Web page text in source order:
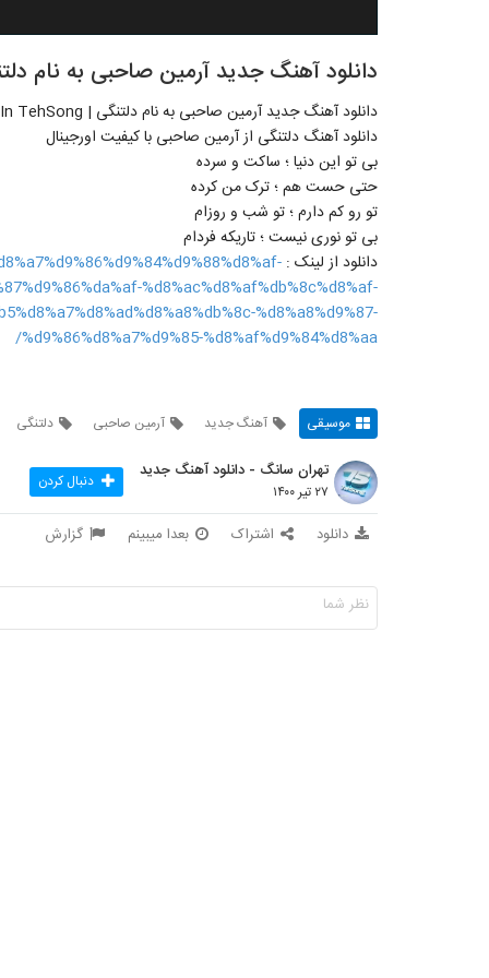
دانلود آهنگ جدید آرمین صاحبی به
دانلود آهنگ دلتنگی از آرمین صاحبی با کیفیت اورجینال
بی تو این دنیا ؛ ساکت و سرده
حتی حست هم ؛ ترک من کرده
تو رو کم دارم ؛ تو شب و روزام
بی تو نوری نیست ؛ تاریکه فردام
دانلود از لینک :
%d8%ac%d8%af%db%8c%d8%af-
%d8%a8%d9%87-
%d9%86%d8%a7%d9%85-%d8%af%d9%84%d8%aa/
موسیقی آهنگ جدید آرمین صاحبی دلتنگی
تهران سانگ - دانلود آهنگ جدید
۲۷ تیر ۱۴۰۰ دنبال کردن
دانلود اشتراک بعدا میبینم گزارش